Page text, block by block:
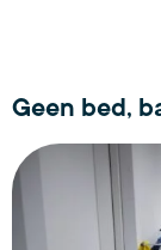
Geen bed,